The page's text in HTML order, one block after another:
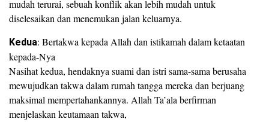
mudah terurai, sebuah konflik akan lebih mudah untuk
diselesaikan dan menemukan jalan keluarnya.
Kedua: Bertakwa kepada Allah dan istikamah dalam ketaatan
kepada-Nya
Nasihat kedua, hendaknya suami dan istri sama-sama berusaha
mewujudkan takwa dalam rumah tangga mereka dan berjuang
maksimal mempertahankannya. Allah Ta’ala berfirman
menjelaskan keutamaan takwa,